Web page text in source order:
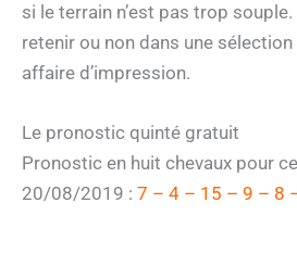
si le terrain n’est pas trop
retenir ou non dans une
affaire d’impression.
Le pronostic quinté gratuit
Pronostic en huit chevaux pour
20/08/2019 : 7 – 4 – 15 – 9 – 8